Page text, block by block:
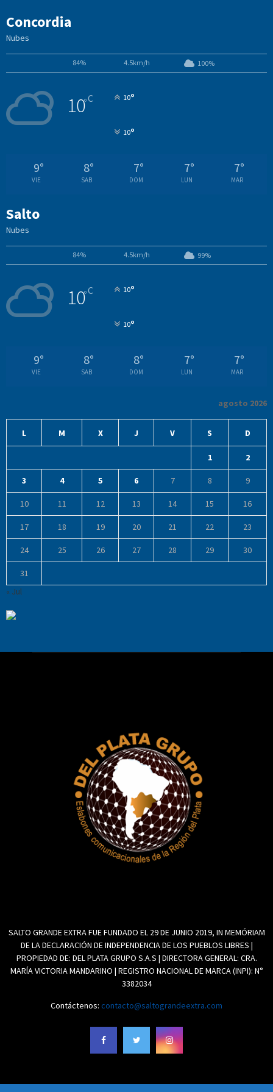
Concordia
Nubes
84% 4.5km/h 100%
10°C 10°
10°
9°
VIE
8°
SAB
7°
DOM
7°
LUN
7°
MAR
Salto
Nubes
84% 4.5km/h 99%
10°C 10°
10°
9°
VIE
8°
SAB
8°
DOM
7°
LUN
7°
MAR
agosto 2026
L M X J V S D
1 2
3 4 5 6 7 8 9
10 11 12 13 14 15 16
17 18 19 20 21 22 23
24 25 26 27 28 29 30
31
« Jul
SALTO GRANDE EXTRA FUE FUNDADO EL 29 DE JUNIO 2019, IN MEMÓRIAM
DE LA DECLARACIÓN DE INDEPENDENCIA DE LOS PUEBLOS LIBRES |
PROPIEDAD DE: DEL PLATA GRUPO S.A.S | DIRECTORA GENERAL: CRA.
MARÍA VICTORIA MANDARINO | REGISTRO NACIONAL DE MARCA (INPI): N°
3382034
Contáctenos: contacto@saltograndeextra.com